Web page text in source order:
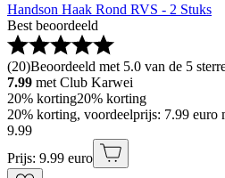
Handson Haak Rond RVS - 2 Stuks
Best beoordeeld
(20)Beoordeeld met 5.0 van de 5
7.99 met Club Karwei
20% korting20% korting
20% korting, voordeelprijs: 7.99 euro
9.99
Prijs: 9.99 euro